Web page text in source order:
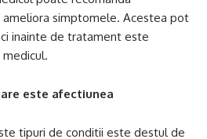
ameliora simptomele. Acestea pot
inainte de tratament este
este afectiunea
tipuri de conditii este destul de